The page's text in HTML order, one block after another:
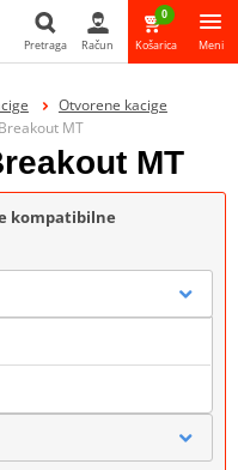
Pretraga
Pretraga Račun
0
Košarica Meni
Otvorene kacige
MT
MT
kompatibilne